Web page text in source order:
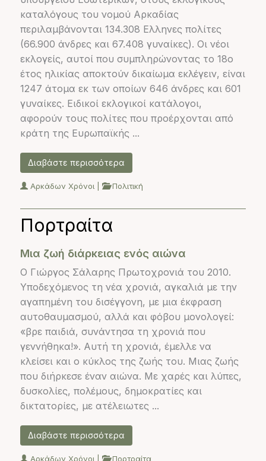
καταλόγους του νομού Αρκαδίας
περιλαμβάνονται 134.308 Ελληνες πολίτες
(66.900 άνδρες και 67.408 γυναίκες). Οι νέοι
εκλογείς, αυτοί που συμπληρώνοντας το 18ο
έτος ηλικίας αποκτούν δικαίωμα εκλέγειν, είναι
1247 άτομα εκ των οποίων 646 άνδρες και 601
γυναίκες. Ειδικοί εκλογικοί κατάλογοι,
αφορούν τους πολίτες που προέρχονται από
κράτη της Ευρωπαϊκής ...
Διαβάστε περισσότερα
Αρκάδων Χρόνοι Πολιτική
Πορτραίτα
Μια ζωή διάρκειας ενός αιώνα
Ο Γιώργος Σάλαρης Πρωτοχρονιά του 2010.
Υποδεχόμενος τη νέα χρονιά, αγκαλιά με την
αγαπημένη του δισέγγονη, με μια έκφραση
αυτοθαυμασμού, αλλά και φόβου μονολογεί:
«βρε παιδιά, συνάντησα τη χρονιά που
γεννήθηκα!». Αυτή τη χρονιά, έμελλε να
κλείσει και ο κύκλος της ζωής του. Μιας ζωής
που διήρκεσε έναν αιώνα. Με χαρές και λύπες,
δυσκολίες, πολέμους, δημοκρατίες και
δικτατορίες, με ατέλειωτες ...
Διαβάστε περισσότερα
Αρκάδων Χρόνοι Πορτραίτα